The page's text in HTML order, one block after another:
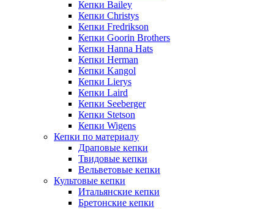
Кепки Bailey
Кепки Christys
Кепки Fredrikson
Кепки Goorin Brothers
Кепки Hanna Hats
Кепки Herman
Кепки Kangol
Кепки Lierys
Кепки Laird
Кепки Seeberger
Кепки Stetson
Кепки Wigens
Кепки по материалу
Драповые кепки
Твидовые кепки
Вельветовые кепки
Культовые кепки
Итальянские кепки
Бретонские кепки